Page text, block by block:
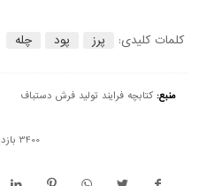
کلمات کلیدی: پرز پود چله
منبع: کتابچه فرایند تولید فرش دستباف
3400 بازدید